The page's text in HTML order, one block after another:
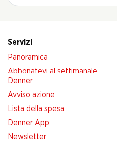
Servizi
Panoramica
Abbonatevi al settimanale
Denner
Avviso azione
Lista della spesa
Denner App
Newsletter